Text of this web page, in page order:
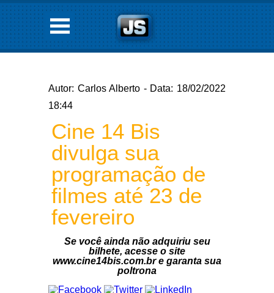
Autor: Carlos Alberto - Data: 18/02/2022
18:44
Cine 14 Bis
divulga sua
programação de
filmes até 23 de
fevereiro
Se você ainda não adquiriu seu
bilhete, acesse o site
www.cine14bis.com.br e garanta sua
poltrona